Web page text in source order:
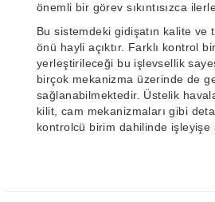
önemli bir görev sıkıntısızca
Bu sistemdeki gidişatın kalite ve
önü hayli açıktır. Farklı kontrol
yerleştirileceği bu işlevsellik
birçok mekanizma üzerinde de
sağlanabilmektedir. Üstelik
kilit, cam mekanizmaları gibi
kontrolcü birim dahilinde işleyişe